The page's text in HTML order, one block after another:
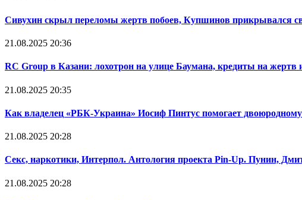
Сивухин скрыл переломы жертв побоев, Купшинов
21.08.2025 20:36
RC Group в Казани: лохотрон на улице Баумана, кредиты на жертв
21.08.2025 20:35
Как владелец «РБК-Украина» Иосиф Пинтус помогает
21.08.2025 20:28
Cекс, наркотики, Интерпол. Антология проекта Pin-Up. Пунин,
21.08.2025 20:28